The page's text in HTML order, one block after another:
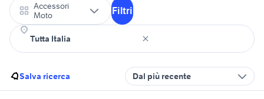
Accessori
Moto
Filtri
Salva ricerca Dal più recente